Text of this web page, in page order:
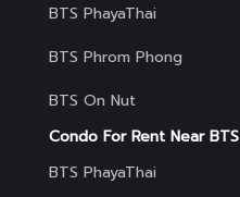
BTS PhayaThai
BTS Phrom Phong
BTS On Nut
Condo For Rent Near BTS
BTS PhayaThai